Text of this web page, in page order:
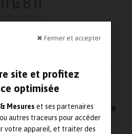
✖ Fermer et accepter
site et profitez
optimisée
Mesures et ses partenaires
autres traceurs pour accéder
votre appareil, et traiter des
dans le
de tests
in vitro, annonce son
Tedac mené par la
par Oseo dans le cadre
Stratégique